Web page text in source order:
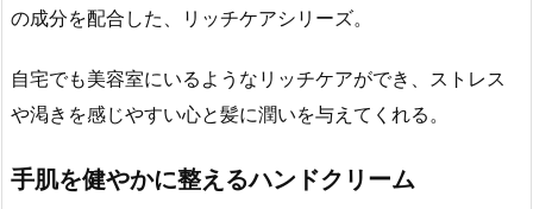
の成分を配合した、リッチケアシリーズ。
自宅でも美容室にいるようなリッチケアができ、ストレス
や渇きを感じやすい心と髪に潤いを与えてくれる。
手肌を健やかに整えるハンドクリーム